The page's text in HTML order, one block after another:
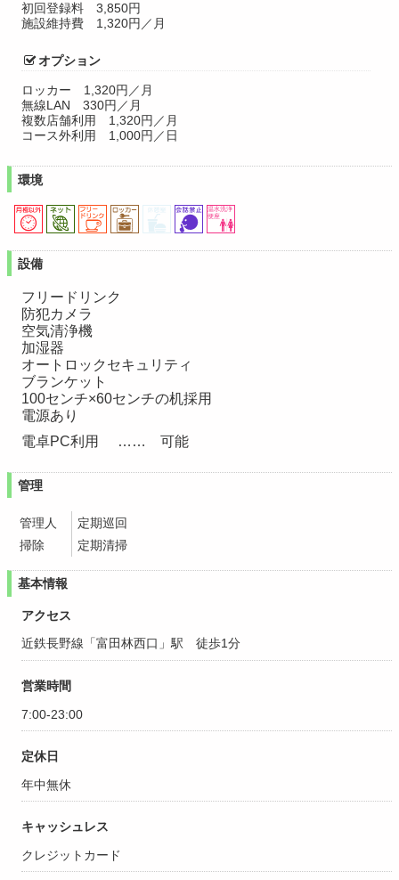
初回登録料
3,850円
施設維持費
1,320円／月
オプション
ロッカー
1,320円／月
無線LAN
330円／月
複数店舗利用
1,320円／月
コース外利用
1,000円／日
環境
設備
フリードリンク
防犯カメラ
空気清浄機
加湿器
オートロックセキュリティ
ブランケット
100センチ×60センチの机採用
電源あり
電卓PC利用
可能
管理
管理人
定期巡回
掃除
定期清掃
基本情報
アクセス
近鉄長野線「富田林西口」駅 徒歩1分
営業時間
7:00-23:00
定休日
年中無休
キャッシュレス
クレジットカード